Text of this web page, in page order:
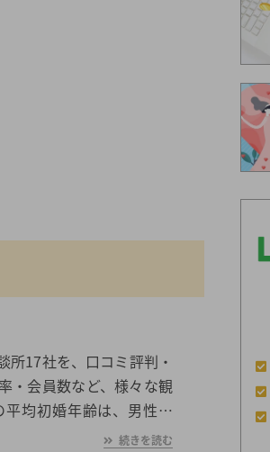
所17社を、口コミ評判・
・会員数など、様々な観
均初婚年齢は、男性が
全国の平均初婚年齢と比
続きを読む